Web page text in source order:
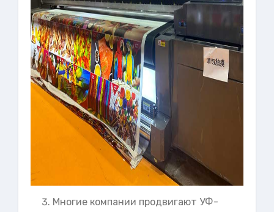
Многие компании продвигают УФ-